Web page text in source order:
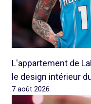
L'appartement de
le design intérieur
7 août 2026